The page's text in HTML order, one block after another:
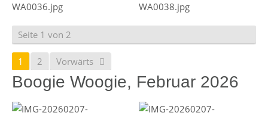
Seite 1 von 2
1 2 Vorwärts
Boogie Woogie, Februar 2026